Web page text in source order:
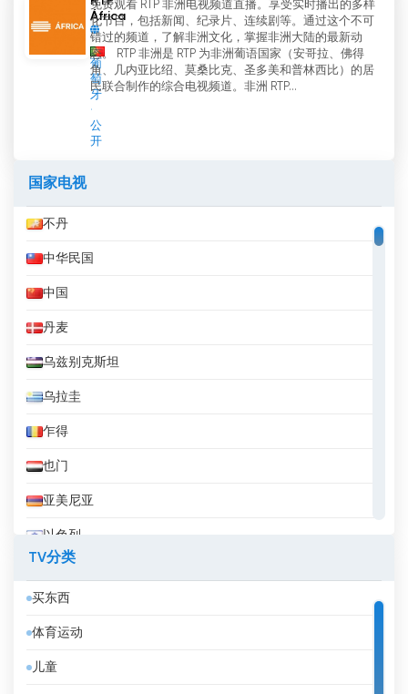
África
葡
萄
牙
公
开
免费观看 RTP 非洲电视频道直播。享受实时播出的多样
化节目，包括新闻、纪录片、连续剧等。通过这个不可
错过的频道，了解非洲文化，掌握非洲大陆的最新动
态。 RTP 非洲是 RTP 为非洲葡语国家（安哥拉、佛得
角、几内亚比绍、莫桑比克、圣多美和普林西比）的居
民联合制作的综合电视频道。非洲 RTP...
国家电视
不丹
中华民国
中国
丹麦
乌兹别克斯坦
乌拉圭
乍得
也门
亚美尼亚
以色列
伊拉克库尔德斯坦
伊朗
伯利兹
TV分类
买东西
体育运动
儿童